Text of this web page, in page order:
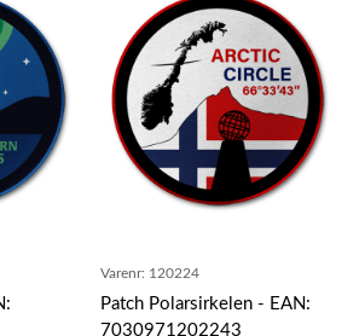
Varenr: 120224
Patch Polarsirkelen - EAN:
7030971202243